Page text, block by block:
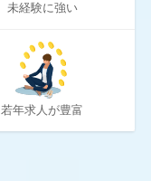
未経験に強い
若年求人が豊富